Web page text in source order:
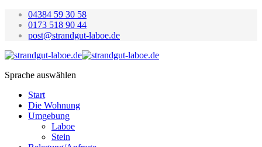
04384 59 30 58
0173 518 90 44
post@strandgut-laboe.de
Sprache auswählen
Start
Die Wohnung
Umgebung
Laboe
Stein